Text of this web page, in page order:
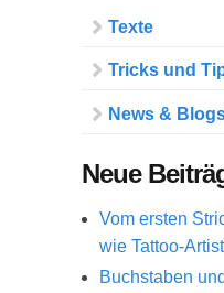
Texte
Tricks und
News &
Neue
Vom ersten
wie Tattoo-
Buchstaben